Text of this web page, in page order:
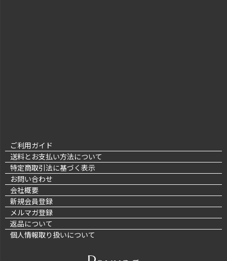
ご利用ガイド
送料とお支払い方法について
特定商取引法に基づく表示
お問い合わせ
会社概要
新規会員登録
メルマガ登録
返品について
個人情報取り扱いについて